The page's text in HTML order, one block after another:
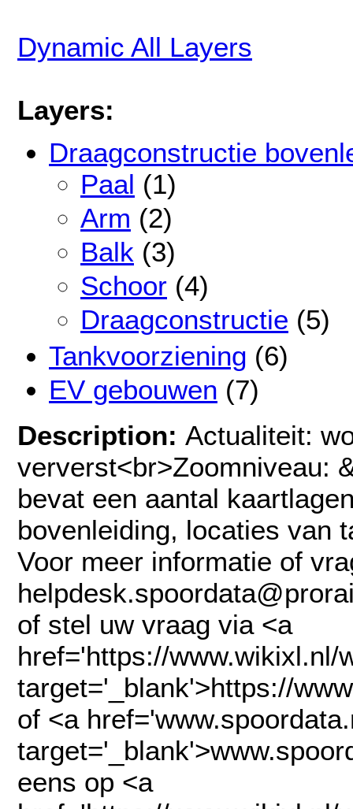
Dynamic All Layers
Layers:
Draagconstructie
Paal (1)
Arm (2)
Balk (3)
Schoor (4)
Draagconstructie (5)
Tankvoorziening (6)
EV gebouwen (7)
Description: Actualiteit:
ververst<br>Zoomniveau:
bevat een aantal
bovenleiding, locaties van
Voor meer informatie of
of stel uw vraag via <a
href='https://
target='_blank'>https://
of <a
eens op <a